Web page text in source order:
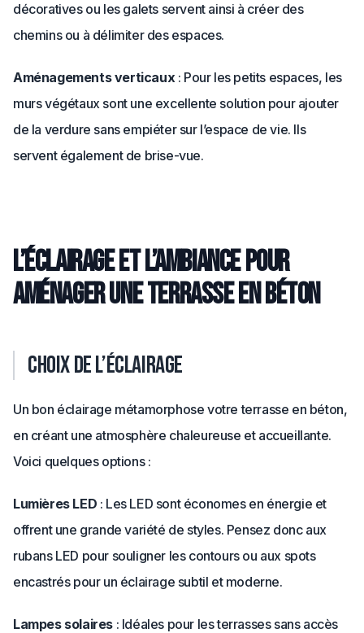
décoratives ou les galets servent ainsi à créer des
chemins ou à délimiter des espaces.
Aménagements verticaux: Pour les petits espaces, les
murs végétaux sont une excellente solution pour ajouter
de la verdure sans empiéter sur l’espace de vie. Ils
servent également de brise-vue.
L’éclairage et l’ambiance pour
aménager une terrasse en béton
Choix de l’éclairage
Un bon éclairage métamorphose votre terrasse en béton,
en créant une atmosphère chaleureuse et accueillante.
Voici quelques options :
Lumières LED : Les LED sont économes en énergie et
offrent une grande variété de styles. Pensez donc aux
rubans LED pour souligner les contours ou aux spots
encastrés pour un éclairage subtil et moderne.
Lampes solaires : Idéales pour les terrasses sans accès